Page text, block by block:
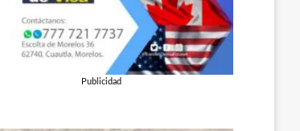
Publicidad